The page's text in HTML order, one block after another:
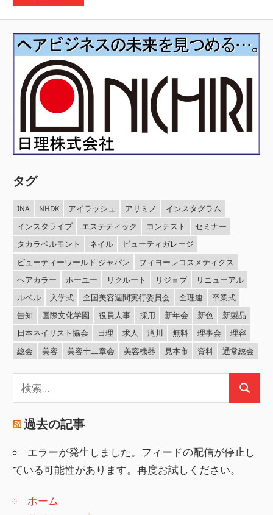
タグ
JNA NHDK アイラッシュ アリミノ
インスタグラム
インスタライブ
エステティック コンテスト
セミナー
タカラベルモント
ネイル
ビューティガレージ
ビューティーワールド ジャパン
フィヨーレコスメティクス
ヘアカラー
ホーユー リクルート リジョブ
リニューアル
ルベル
入学式 全国美容週間実行委員会 全理連
卒業式
告知
国際文化学園 役員人事 採用 新年会 新色
新製品
日本ネイリスト協会
日理 求人 滝川 無料 理事会
理容
総会
美容 美容十二章会 美容機器 見本市 資料 通常総会
索:
検
過去の記事
エラーが発生しました。フィードの配信が停止し
ている可能性があります。再度お試しください。
ホーム